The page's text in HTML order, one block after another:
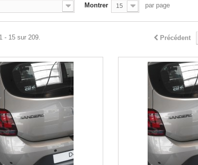
Montrer 15 par page
Précédent
- 15 sur 209.